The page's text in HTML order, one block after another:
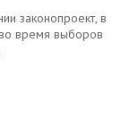
законопроект, в
во время выборов